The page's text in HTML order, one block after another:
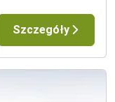
Szczegóły